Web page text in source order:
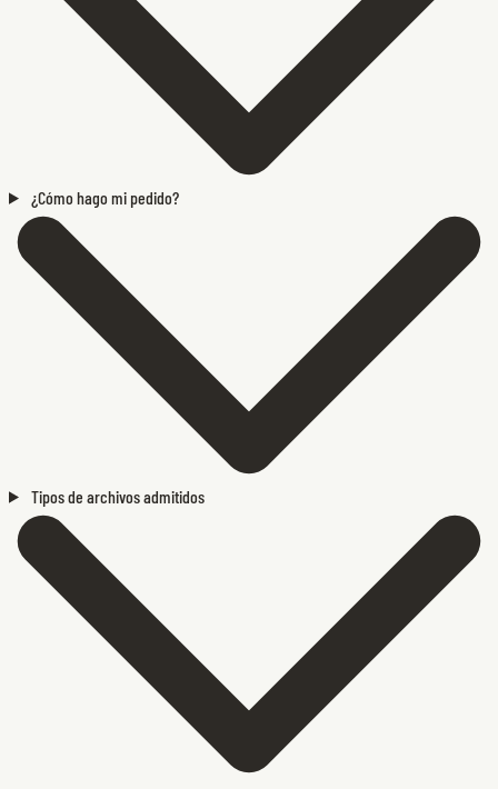
¿Cómo hago mi pedido?
Tipos de archivos admitidos